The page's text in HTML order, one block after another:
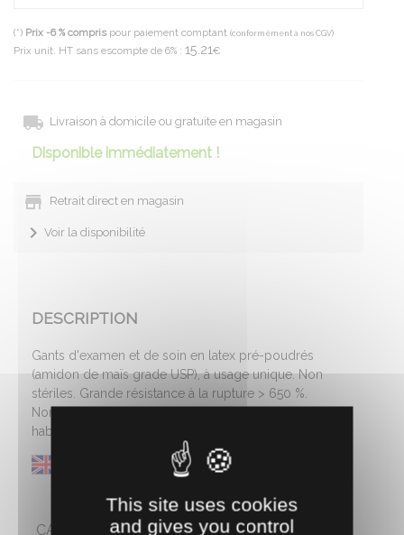
(*) Prix -6 % compris pour paiement comptant (conformément à nos CGV)
Prix unit. HT sans escompte de 6% : 15.21€
Livraison à domicile ou gratuite en magasin
Disponible immédiatement !
Retrait direct en magasin
Voir la disponibilité
DESCRIPTION
Gants d'examen et de soin en latex pré-poudrés
(amidon de maïs grade USP), à usage unique. Non
stériles. Grande résistance à la rupture > 650 %.
Norme de porosité AQL* ou NQA 1,5 (norme
habituelle 2,5). Taille : M. Paquet de 100.
CARACTÉRISTIQUES
This site uses cookies
and gives you control